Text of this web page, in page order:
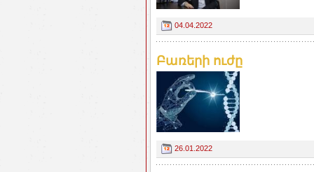
04.04.2022
Բառերի ուժը
26.01.2022